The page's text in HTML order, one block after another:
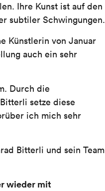
Ihre Kunst ist auf den
subtiler Schwingungen.
Künstlerin von Januar
auch ein sehr
Durch die
setze diese
ich mich sehr
Bitterli und sein Team
wieder mit